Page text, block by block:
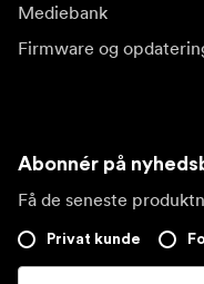
Mediebank
Firmware og
Abonnér på
Få de seneste
Privat kunde